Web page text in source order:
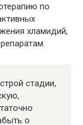
по
хламидий,
стадии,
о